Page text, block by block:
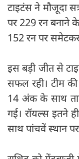
टाइटंस ने मौजूदा
पर 229 रन बनाने
152 रन पर समेटकर
इस बड़ी जीत से
सफल रही। टीम
14 अंक के साथ
गई। रॉयल्स इतने
साथ पांचवें स्थान